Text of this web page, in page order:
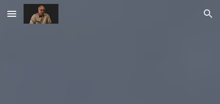
Skip to main content Skip to navigation